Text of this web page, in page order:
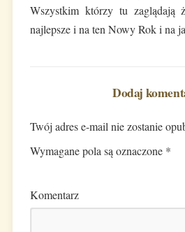
Wszystkim którzy tu zaglądają
najlepsze i na ten Nowy Rok i na
Dodaj
Twój adres e-mail nie zostanie
Wymagane pola są oznaczone *
Komentarz